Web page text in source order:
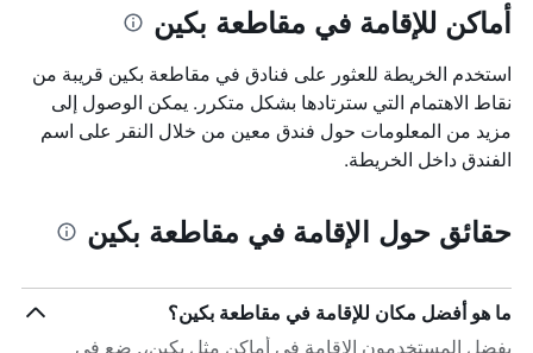
أماكن للإقامة في مقاطعة بكين
استخدم الخريطة للعثور على فنادق في مقاطعة بكين قريبة من
نقاط الاهتمام التي سترتادها بشكل متكرر. يمكن الوصول إلى
مزيد من المعلومات حول فندق معين من خلال النقر على اسم
الفندق داخل الخريطة.
حقائق حول الإقامة في مقاطعة بكين
ما هو أفضل مكان للإقامة في مقاطعة بكين؟
يفضل المستخدمون الإقامة في أماكن مثل بكين،. ضع في